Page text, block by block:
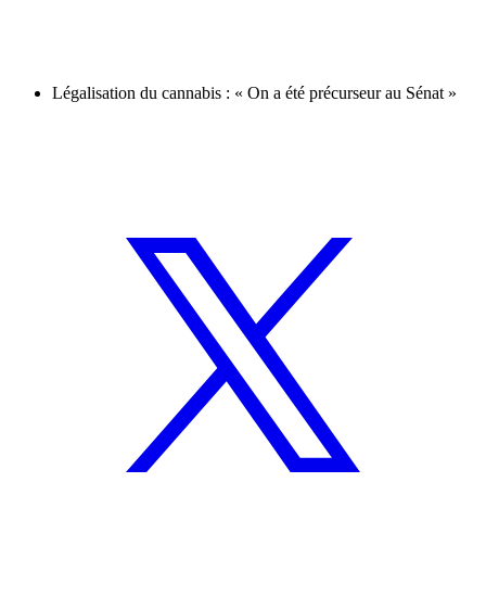
Légalisation du cannabis : « On a été précurseur au Sénat »